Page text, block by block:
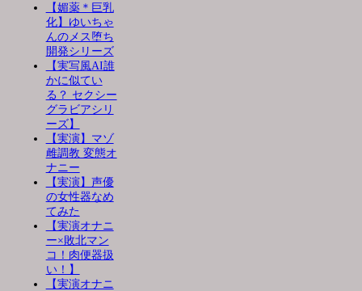
【媚薬＊巨乳
化】ゆいちゃ
んのメス堕ち
開発シリーズ
【実写風AI誰
かに似てい
る？ セクシー
グラビアシリ
ーズ】
【実演】マゾ
雌調教 変態オ
ナニー
【実演】声優
の女性器なめ
てみた
【実演オナニ
ー×敗北マン
コ！肉便器扱
い！】
【実演オナニ